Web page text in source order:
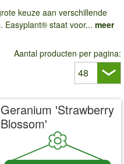
keuze aan verschillende
Easyplant® staat voor... meer
Aantal producten per pagina:
Geranium 'Strawberry
Blossom'